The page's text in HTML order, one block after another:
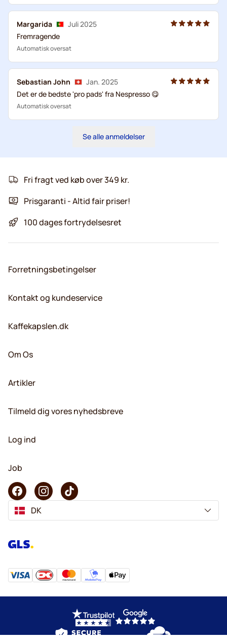
Margarida
Juli 2025
Fremragende
Automatisk oversat
Sebastian John
Jan. 2025
Det er de bedste 'pro pads' fra Nespresso 😋
Automatisk oversat
Se alle anmeldelser
Fri fragt ved køb over 349 kr.
Prisgaranti - Altid fair priser!
100 dages fortrydelsesret
Forretningsbetingelser
Kontakt og kundeservice
Kaffekapslen.dk
Om Os
Artikler
Tilmeld dig vores nyhedsbreve
Log ind
Job
DK